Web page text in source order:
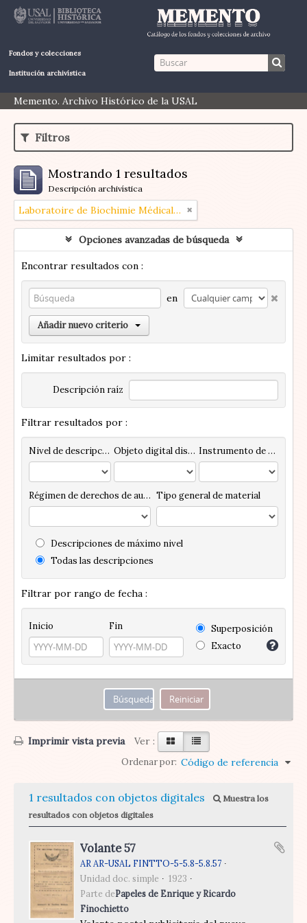
Fondos y colecciones
Institución archivística
Memento. Archivo Histórico de la USAL
Filtros
Mostrando 1 resultados
Descripción archivística
Laboratoire de Biochimie Médicale (Paris, Francia)
Opciones avanzadas de búsqueda
Encontrar resultados con :
en
Añadir nuevo criterio
Limitar resultados por :
Descripción raíz
Filtrar resultados por :
Nivel de descripción Objeto digital disponibles Instrumento de descripción
Régimen de derechos de autor Tipo general de material
Descripciones de máximo nivel
Todas las descripciones
Filtrar por rango de fecha :
Inicio Fin
Superposición
Exacto
Imprimir vista previa Ver :
Ordenar por: Código de referencia
1 resultados con objetos digitales
Muestra los
resultados con objetos digitales
Volante 57
AR AR-USAL FINTTO-5-5.8-5.8.57
Unidad doc. simple
1923
Parte dePapeles de Enrique y Ricardo
Finochietto